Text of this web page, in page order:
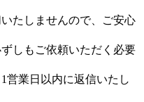
たしませんので、ご安心
しもご依頼いただく必要
営業日以内に返信いたし